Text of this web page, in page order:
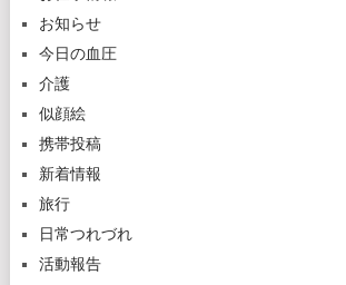
お知らせ
今日の血圧
介護
似顔絵
携帯投稿
新着情報
旅行
日常つれづれ
活動報告